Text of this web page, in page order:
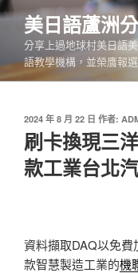
跳
要
內
美日語蘆洲
分享上過地球村美日語
語教學機構，並榮膺報
發
佈
於
2024 年 8 月 22 日 作者:
刷卡換現三
款工業台北
資料擷取DAQ以免費
款智慧製造工業的機